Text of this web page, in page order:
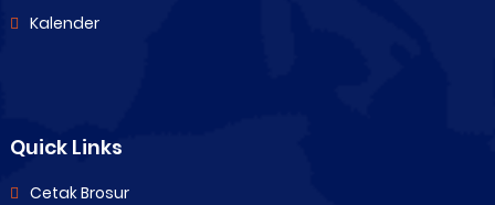
Kalender
Quick Links
Cetak Brosur